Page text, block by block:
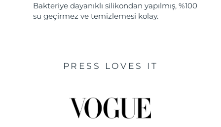
Bakteriye dayanıklı silikondan yapılmış, %100
su geçirmez ve temizlemesi kolay.
PRESS LOVES IT